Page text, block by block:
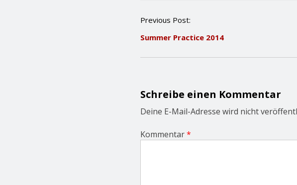
P
s
n
i
g
a
o
Previous Post:
Summer Practice 2014
Schreibe einen Kommentar
Deine E-Mail-Adresse wird nicht
Kommentar*